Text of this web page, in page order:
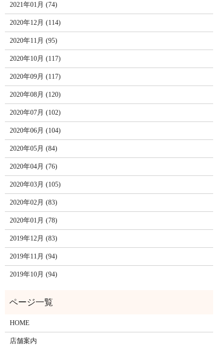
2021年01月 (74)
2020年12月 (114)
2020年11月 (95)
2020年10月 (117)
2020年09月 (117)
2020年08月 (120)
2020年07月 (102)
2020年06月 (104)
2020年05月 (84)
2020年04月 (76)
2020年03月 (105)
2020年02月 (83)
2020年01月 (78)
2019年12月 (83)
2019年11月 (94)
2019年10月 (94)
HOME
店舗案内